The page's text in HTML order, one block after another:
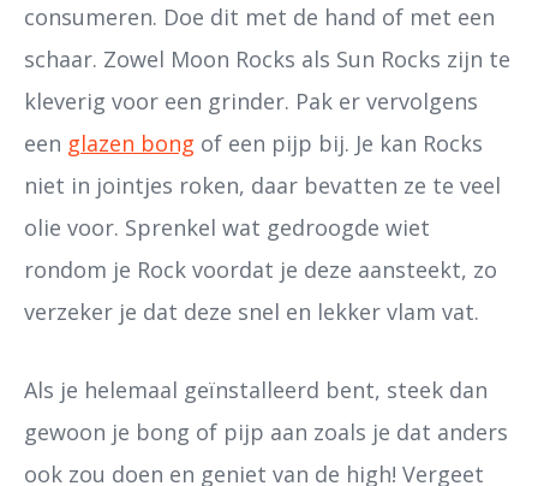
consumeren. Doe dit met de hand of met een
schaar. Zowel Moon Rocks als Sun Rocks zijn te
kleverig voor een grinder. Pak er vervolgens
een glazen bong of een pijp bij. Je kan Rocks
niet in jointjes roken, daar bevatten ze te veel
olie voor. Sprenkel wat gedroogde wiet
rondom je Rock voordat je deze aansteekt, zo
verzeker je dat deze snel en lekker vlam vat.
Als je helemaal geïnstalleerd bent, steek dan
gewoon je bong of pijp aan zoals je dat anders
ook zou doen en geniet van de high! Vergeet